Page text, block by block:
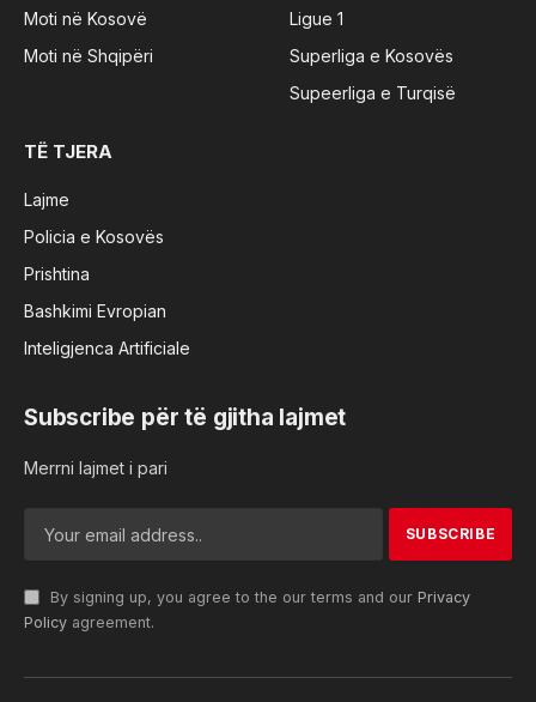
Moti në Kosovë
Moti në Shqipëri
Ligue 1
Superliga e Kosovës
Supeerliga e Turqisë
TË TJERA
Lajme
Policia e Kosovës
Prishtina
Bashkimi Evropian
Inteligjenca Artificiale
Subscribe për të gjitha lajmet
Merrni lajmet i pari
By signing up, you agree to the our terms and our Privacy
Policy agreement.